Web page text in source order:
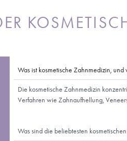
in der Türkei
hochwertige zahnmedizinische
zu einer kostengünstigen Wahl
erstklassige Behandlungen.
in einem wunderschönen und
und ihre Erschwinglichkeit
unterziehen möchten..